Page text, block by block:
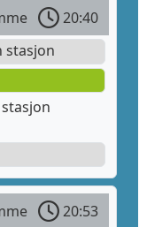
20:40
stasjon
20:53